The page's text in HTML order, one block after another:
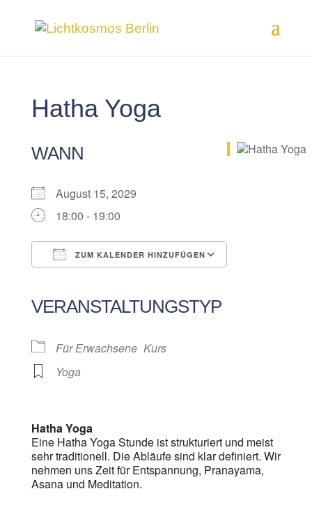
Hatha Yoga
WANN
August 15, 2029
18:00 - 19:00
ZUM KALENDER HINZUFÜGEN
VERANSTALTUNGSTYP
Für Erwachsene Kurs
Yoga
Hatha Yoga
Eine Hatha Yoga Stunde ist strukturiert und meist
sehr traditionell. Die Abläufe sind klar definiert. Wir
nehmen uns Zeit für Entspannung, Pranayama,
Asana und Meditation.